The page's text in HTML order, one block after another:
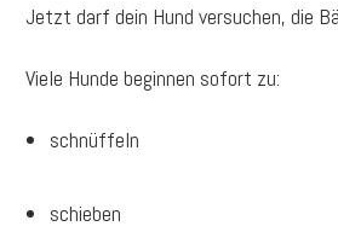
Jetzt darf dein Hund versuchen, die
Viele Hunde beginnen sofort zu:
schnüffeln
schieben